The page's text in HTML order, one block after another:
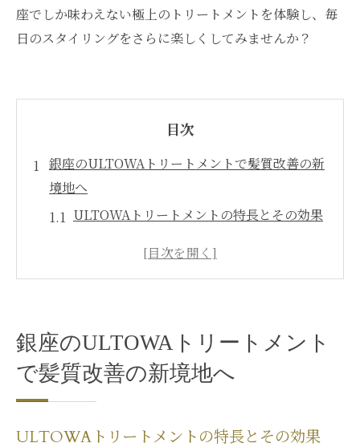
座でしか味わえない極上のトリートメントを体験し、毎
日のスタイリングをさらに楽しくしてみませんか？
目次
銀座のULTOWAトリートメントで髪質改善の新
境地へ
ULTOWAトリートメントの特長とその効果
究極のヘアケアを求めて
ULTOWAトリートメントがもたらす髪の変革と
銀座の魅力
髪のダメージを修復するメカニズム
銀座のULTOWAトリートメント
で髪質改善の新境地へ
ULTOWAトリートメントの特長とその効果